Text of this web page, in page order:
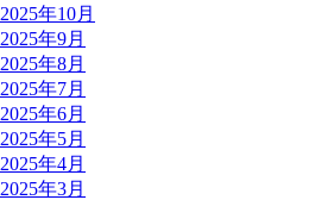
2025年10月
2025年9月
2025年8月
2025年7月
2025年6月
2025年5月
2025年4月
2025年3月